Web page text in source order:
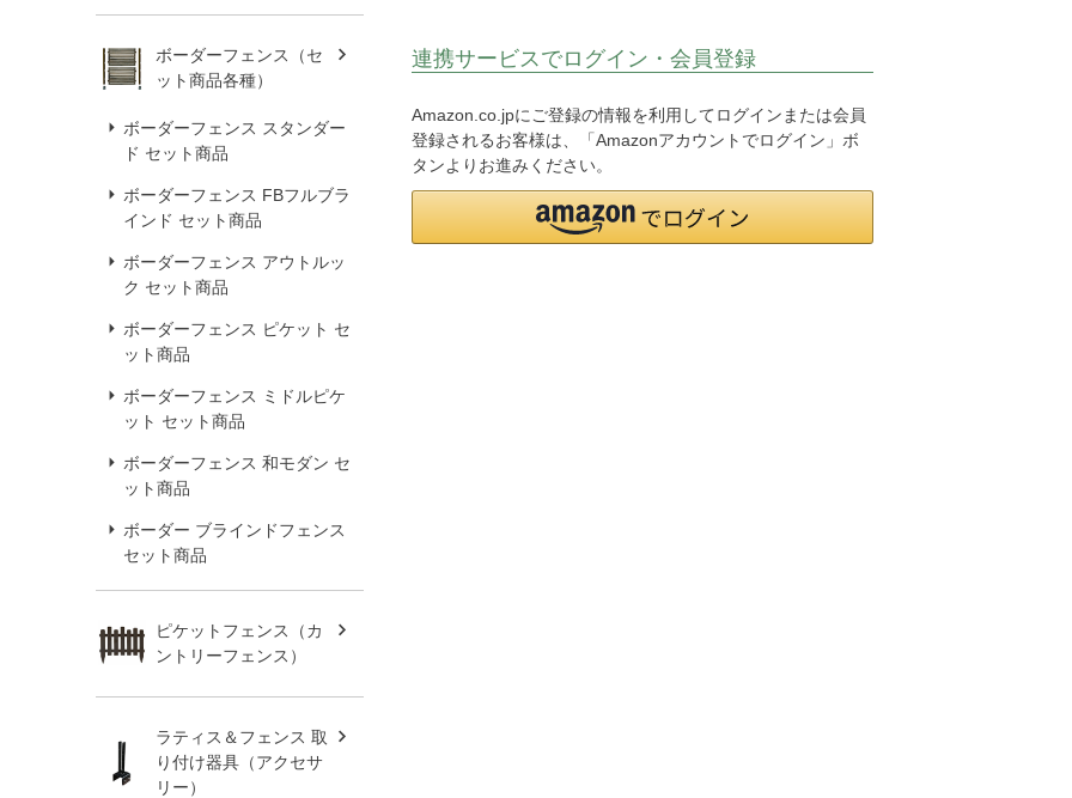
ボーダーフェンス（セ
ット商品各種）
ボーダーフェンス スタンダー
ド セット商品
ボーダーフェンス FBフルブラ
インド セット商品
ボーダーフェンス アウトルッ
ク セット商品
ボーダーフェンス ピケット セ
ット商品
ボーダーフェンス ミドルピケ
ット セット商品
ボーダーフェンス 和モダン セ
ット商品
ボーダー ブラインドフェンス
セット商品
ピケットフェンス（カ
ントリーフェンス）
ラティス＆フェンス 取
り付け器具（アクセサ
リー）
連携サービスでログイン・会員登録
Amazon.co.jpにご登録の情報を利用してログインまたは会員
登録されるお客様は、「Amazonアカウントでログイン」ボ
タンよりお進みください。